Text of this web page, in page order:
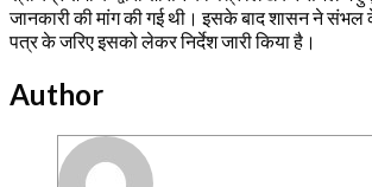
जानकारी की मांग की गई थी। इसके बाद शासन ने संभल
पत्र के जरिए इसको लेकर निर्देश जारी किया है।
Author